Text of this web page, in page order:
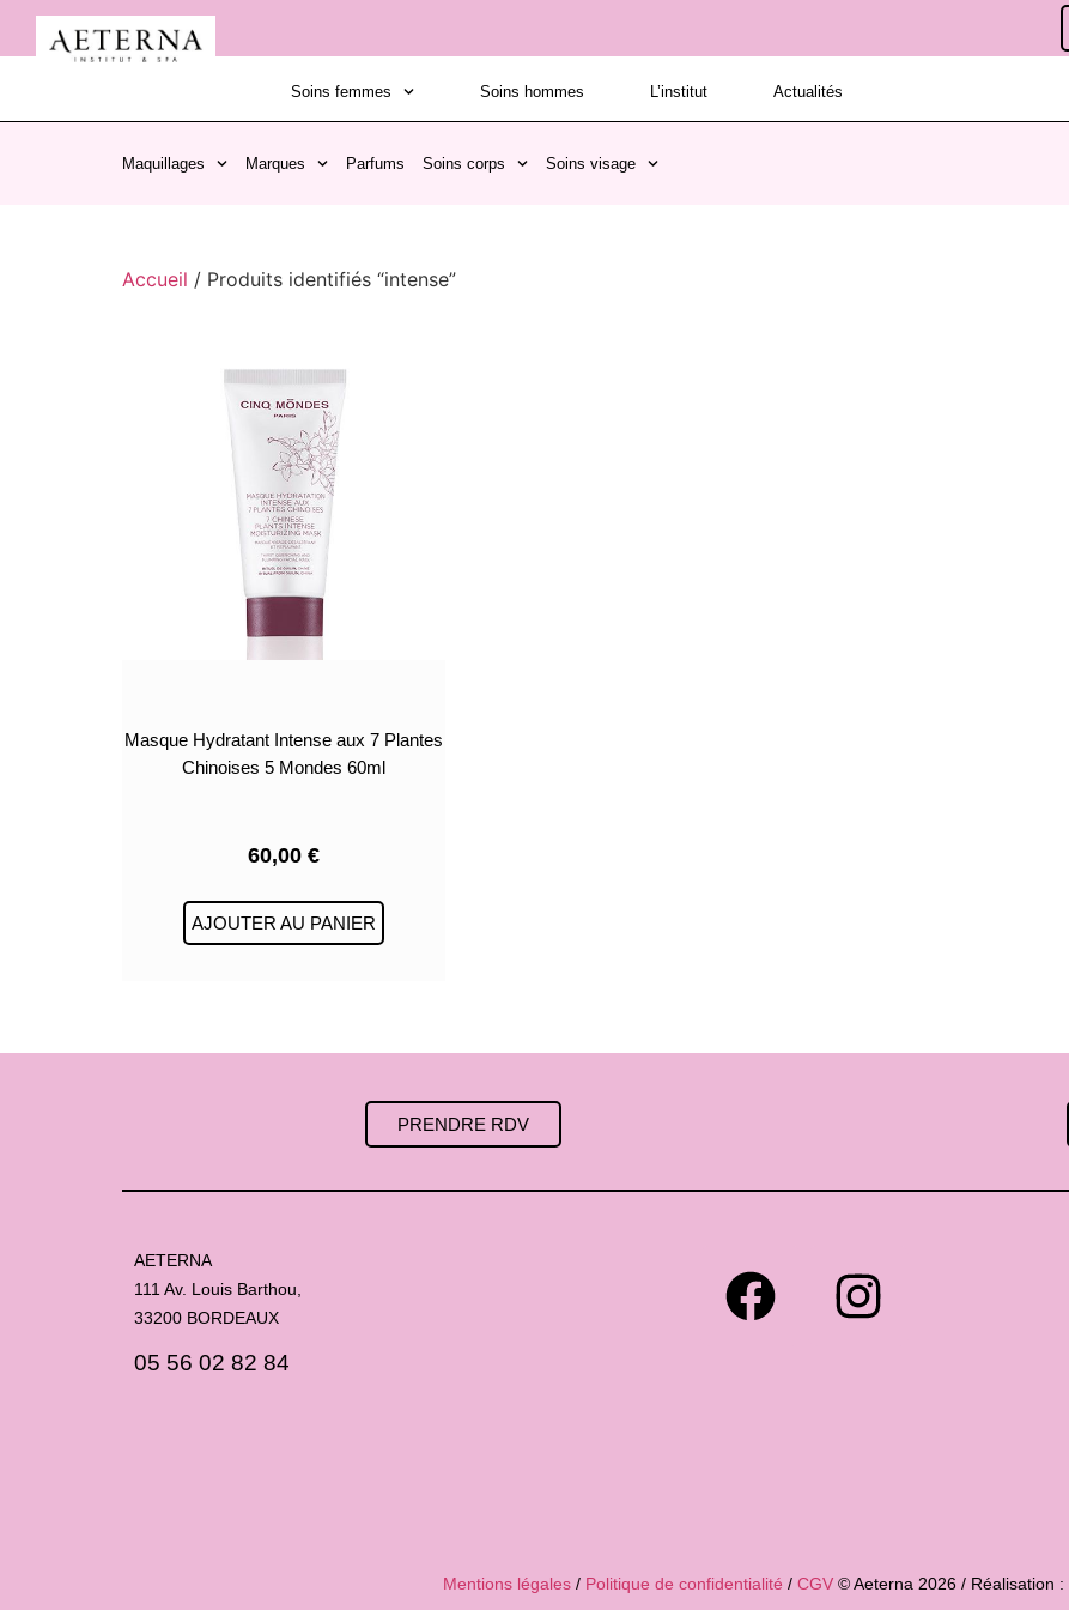
Soins femmes Soins hommes L’institut Actualités
Maquillages Marques Parfums Soins corps Soins visage
Accueil / Produits identifiés “intense”
Masque Hydratant Intense aux 7 Plantes
Chinoises 5 Mondes 60ml
60,00 €
AJOUTER AU PANIER
PRENDRE RDV
AETERNA
111 Av. Louis Barthou,
33200 BORDEAUX
05 56 02 82 84
Mentions légales / Politique de confidentialité / CGV © Aeterna 2026 / Réalisation :